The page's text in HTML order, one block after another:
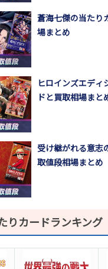
蒼海七傑の当たり
場まとめ
ヒロインズエディ
ドと買取相場まと
受け継がれる意志
取値段相場まとめ
りカードランキング